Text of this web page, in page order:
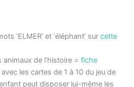
‘ELMER’ et ‘éléphant’ sur cette
de l’histoire = fiche
les cartes de 1 à 10 du jeu de
peut disposer lui-même les